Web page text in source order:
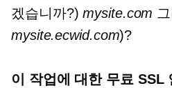
겠습니까?)mysite.com
mysite.ecwid.com)?
이 작업에 대한 무료 SSL